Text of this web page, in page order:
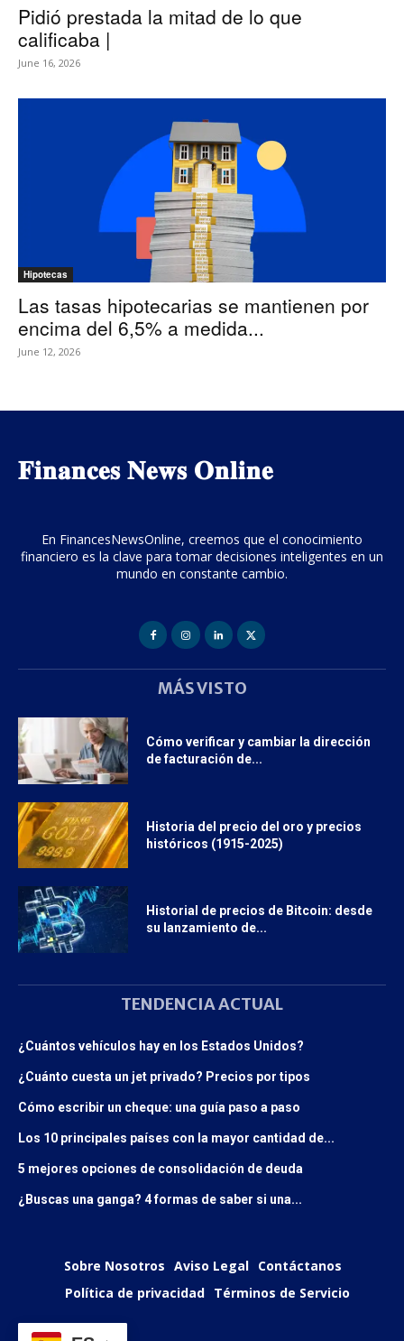
Pidió prestada la mitad de lo que
calificaba |
June 16, 2026
Hipotecas
Las tasas hipotecarias se mantienen por
encima del 6,5% a medida...
June 12, 2026
𝐅𝐢𝐧𝐚𝐧𝐜𝐞𝐬 𝐍𝐞𝐰𝐬 𝐎𝐧𝐥𝐢𝐧𝐞
En FinancesNewsOnline, creemos que el conocimiento
financiero es la clave para tomar decisiones inteligentes en un
mundo en constante cambio.
MÁS VISTO
Cómo verificar y cambiar la dirección
de facturación de...
Historia del precio del oro y precios
históricos (1915-2025)
Historial de precios de Bitcoin: desde
su lanzamiento de...
TENDENCIA ACTUAL
¿Cuántos vehículos hay en los Estados Unidos?
¿Cuánto cuesta un jet privado? Precios por tipos
Cómo escribir un cheque: una guía paso a paso
Los 10 principales países con la mayor cantidad de...
5 mejores opciones de consolidación de deuda
¿Buscas una ganga? 4 formas de saber si una...
Sobre Nosotros Aviso Legal Contáctanos
Política de privacidad Términos de Servicio